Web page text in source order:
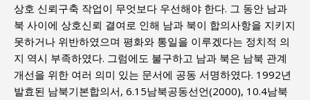
상호 신뢰구축 작업이 무엇보다 우선해야 한다. 그 동안 남과
북 사이에 상호신뢰 결여로 인해 남과 북이 합의사항을 지키지
못하거나 위반하였으며 평화와 통일을 이루겠다는 정치적 의
지 역시 부족하였다. 그럼에도 불구하고 남과 북은 남북 관계
개선을 위한 여러 의미 있는 문서에 공동 서명하였다. 1992년
발효된 남북기본합의서, 6.15남북공동선언(2000), 10.4남북